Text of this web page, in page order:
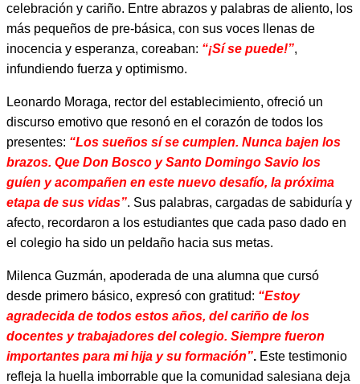
celebración y cariño. Entre abrazos y palabras de aliento, los
más pequeños de pre-básica, con sus voces llenas de
inocencia y esperanza, coreaban: “¡Sí se puede!”,
infundiendo fuerza y optimismo.
Leonardo Moraga, rector del establecimiento, ofreció un
discurso emotivo que resonó en el corazón de todos los
presentes: “Los sueños sí se cumplen. Nunca bajen los
brazos. Que Don Bosco y Santo Domingo Savio los
guíen y acompañen en este nuevo desafío, la próxima
etapa de sus vidas”. Sus palabras, cargadas de sabiduría y
afecto, recordaron a los estudiantes que cada paso dado en
el colegio ha sido un peldaño hacia sus metas.
Milenca Guzmán, apoderada de una alumna que cursó
desde primero básico, expresó con gratitud: “Estoy
agradecida de todos estos años, del cariño de los
docentes y trabajadores del colegio. Siempre fueron
importantes para mi hija y su formación”. Este testimonio
refleja la huella imborrable que la comunidad salesiana deja